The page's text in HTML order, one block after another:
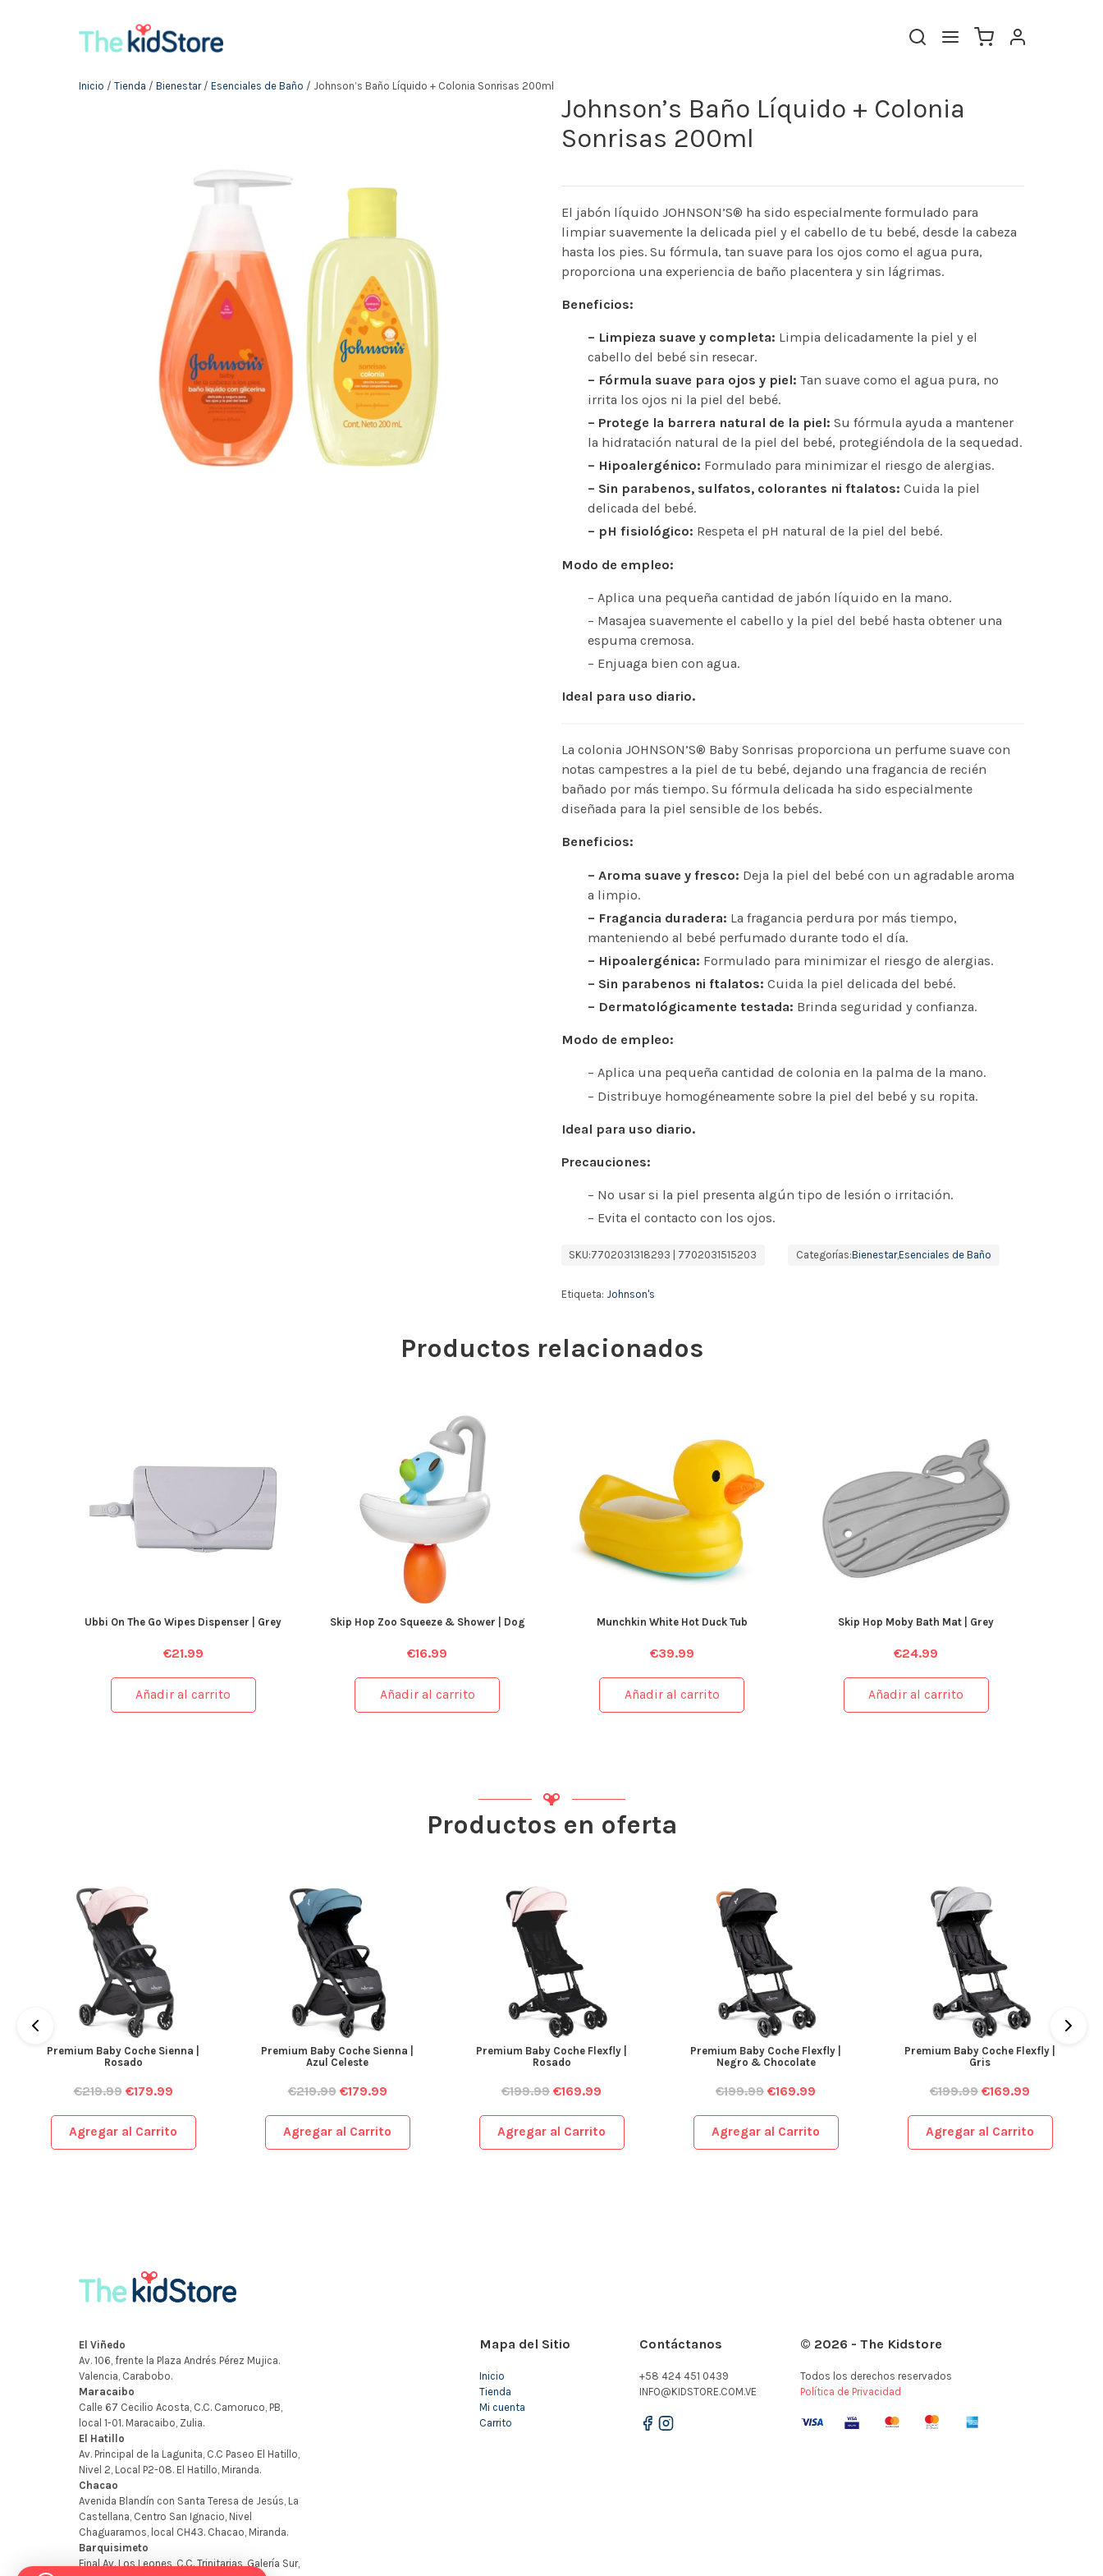
Inicio / Tienda / Bienestar/ Esenciales de Baño / Johnson’s Baño Líquido + Colonia Sonrisas 200ml
Johnson’s Baño Líquido + Colonia
Sonrisas 200ml
El jabón líquido JOHNSON’S® ha sido especialmente formulado para
limpiar suavemente la delicada piel y el cabello de tu bebé, desde la cabeza
hasta los pies. Su fórmula, tan suave para los ojos como el agua pura,
proporciona una experiencia de baño placentera y sin lágrimas.
Beneficios:
– Limpieza suave y completa: Limpia delicadamente la piel y el
cabello del bebé sin resecar.
– Fórmula suave para ojos y piel: Tan suave como el agua pura, no
irrita los ojos ni la piel del bebé.
– Protege la barrera natural de la piel: Su fórmula ayuda a mantener
la hidratación natural de la piel del bebé, protegiéndola de la sequedad.
– Hipoalergénico: Formulado para minimizar el riesgo de alergias.
– Sin parabenos, sulfatos, colorantes ni ftalatos: Cuida la piel
delicada del bebé.
– pH fisiológico: Respeta el pH natural de la piel del bebé.
Modo de empleo:
– Aplica una pequeña cantidad de jabón líquido en la mano.
– Masajea suavemente el cabello y la piel del bebé hasta obtener una
espuma cremosa.
– Enjuaga bien con agua.
Ideal para uso diario.
La colonia JOHNSON’S® Baby Sonrisas proporciona un perfume suave con
notas campestres a la piel de tu bebé, dejando una fragancia de recién
bañado por más tiempo. Su fórmula delicada ha sido especialmente
diseñada para la piel sensible de los bebés.
Beneficios:
– Aroma suave y fresco: Deja la piel del bebé con un agradable aroma
a limpio.
– Fragancia duradera: La fragancia perdura por más tiempo,
manteniendo al bebé perfumado durante todo el día.
– Hipoalergénica: Formulado para minimizar el riesgo de alergias.
– Sin parabenos ni ftalatos: Cuida la piel delicada del bebé.
– Dermatológicamente testada: Brinda seguridad y confianza.
Modo de empleo:
– Aplica una pequeña cantidad de colonia en la palma de la mano.
– Distribuye homogéneamente sobre la piel del bebé y su ropita.
Ideal para uso diario.
Precauciones:
– No usar si la piel presenta algún tipo de lesión o irritación.
– Evita el contacto con los ojos.
SKU:7702031318293 | 7702031515203 Categorías:Bienestar,Esenciales de Baño
Etiqueta: Johnson's
Productos relacionados
Ubbi On The Go Wipes Dispenser | Grey
€21.99
Añadir al carrito
Skip Hop Zoo Squeeze & Shower | Dog
€16.99
Añadir al carrito
Munchkin White Hot Duck Tub
€39.99
Añadir al carrito
Skip Hop Moby Bath Mat | Grey
€24.99
Añadir al carrito
Productos en oferta
Premium Baby Coche Sienna |
Rosado
€219.99 €179.99
Agregar al Carrito
Premium Baby Coche Sienna |
Azul Celeste
€219.99 €179.99
Agregar al Carrito
Premium Baby Coche Flexfly |
Rosado
€199.99 €169.99
Agregar al Carrito
Premium Baby Coche Flexfly |
Negro & Chocolate
€199.99 €169.99
Agregar al Carrito
Premium Baby Coche Flexfly |
Gris
€199.99 €169.99
Agregar al Carrito
Mapa del Sitio
Inicio
Tienda
Mi cuenta
Carrito
Contáctanos
+58 424 451 0439
INFO@KIDSTORE.COM.VE
© 2026 - The Kidstore
Todos los derechos reservados
Política de Privacidad